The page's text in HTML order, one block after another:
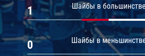
Шайбы в большинстве
1
Шайбы в
0